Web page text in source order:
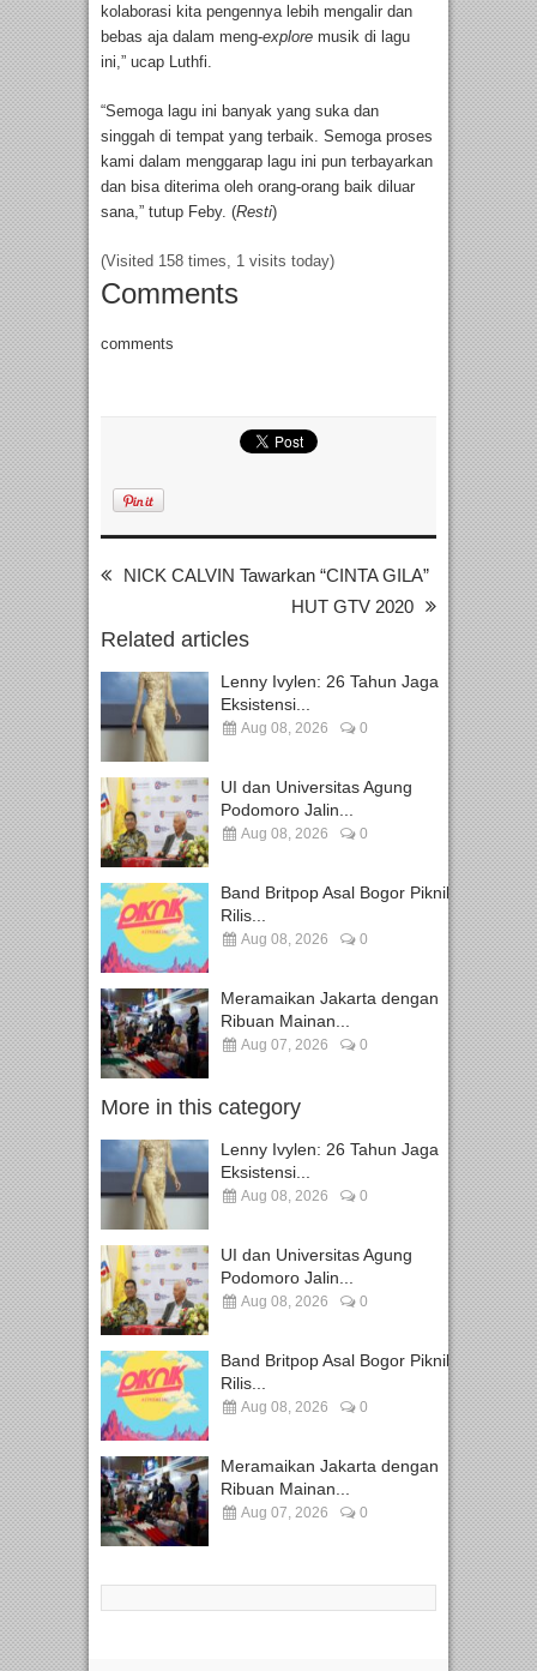
kolaborasi kita pengennya lebih mengalir dan
bebas aja dalam meng-explore musik di lagu
ini,” ucap Luthfi.
“Semoga lagu ini banyak yang suka dan
singgah di tempat yang terbaik. Semoga proses
kami dalam menggarap lagu ini pun terbayarkan
dan bisa diterima oleh orang-orang baik diluar
sana,” tutup Feby. (Resti)
(Visited 158 times, 1 visits today)
Comments
comments
NICK CALVIN Tawarkan “CINTA GILA”
HUT GTV 2020
Related articles
Lenny Ivylen: 26 Tahun Jaga
Eksistensi...
Aug 08, 2026 0
UI dan Universitas Agung
Podomoro Jalin...
Aug 08, 2026 0
Band Britpop Asal Bogor Piknik
Rilis...
Aug 08, 2026 0
Meramaikan Jakarta dengan
Ribuan Mainan...
Aug 07, 2026 0
More in this category
Lenny Ivylen: 26 Tahun Jaga
Eksistensi...
Aug 08, 2026 0
UI dan Universitas Agung
Podomoro Jalin...
Aug 08, 2026 0
Band Britpop Asal Bogor Piknik
Rilis...
Aug 08, 2026 0
Meramaikan Jakarta dengan
Ribuan Mainan...
Aug 07, 2026 0